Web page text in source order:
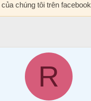
của chúng tôi trên facebook
R